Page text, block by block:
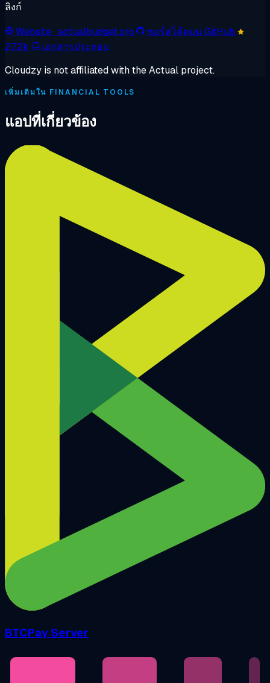
ลิงก์
Website· actualbudget.org
ซอร์สโค้ดบน GitHub
27.2k
เอกสารประกอบ
Cloudzy is not affiliated with the Actual project.
เพิ่มเติมใน FINANCIAL TOOLS
แอปที่เกี่ยวข้อง
BTCPay Server